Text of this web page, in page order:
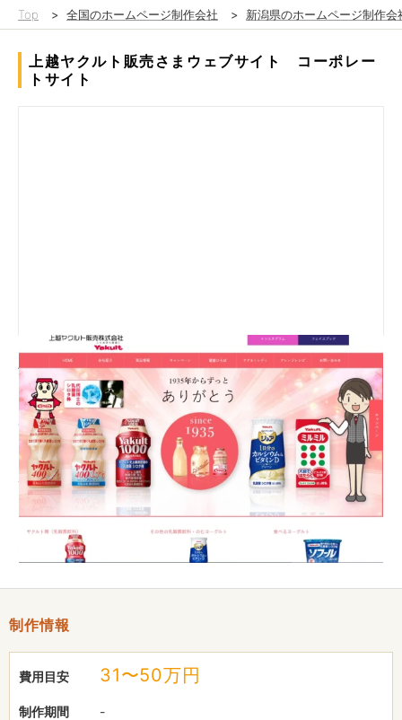
Top > 全国のホームページ制作会社 > 新潟県のホームページ制作会
上越ヤクルト販売さまウェブサイト コーポレー
トサイト
上越のヤクルト販売様は地元に密着されている業種様です。
そこでホームページのメインビジュアルには、上杉謙信の居城で
ある春日山城跡や高田城址公園の桜、そして上杉謙信公をモチー
フにご提案させていただきました。
また「長い歴史とともにあるヤクルト商品」ということをアピー
ルしたかったので以下のメインビジュアルも作成し、２枚をスラ
イダー仕様にしています。
これからも末永くヤクルト商品が愛されますように祈念しており
ます。この度は製作させて頂きまして誠にありがとうございまし
制作情報
費用目安 31〜50万円
制作期間 -